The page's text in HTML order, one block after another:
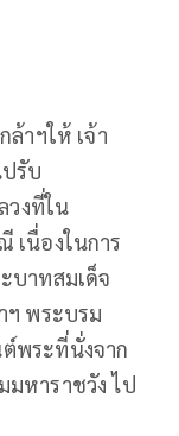
ล้าฯให้ เจ้า
รับ
งที่ใน
เนื่องในการ
บาทสมเด็จ
ฯ พระบรม
พระที่นั่งจาก
หาราชวัง ไป